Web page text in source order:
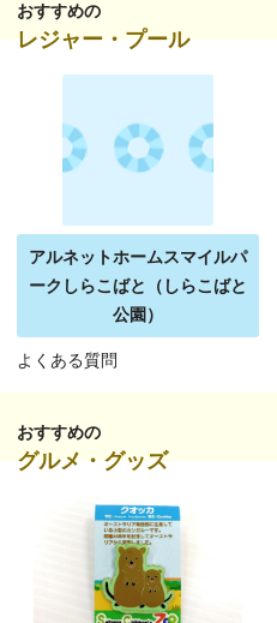
おすすめの
レジャー・プール
アルネットホームスマイルパ
ークしらこばと（しらこばと
公園）
よくある質問
おすすめの
グルメ・グッズ